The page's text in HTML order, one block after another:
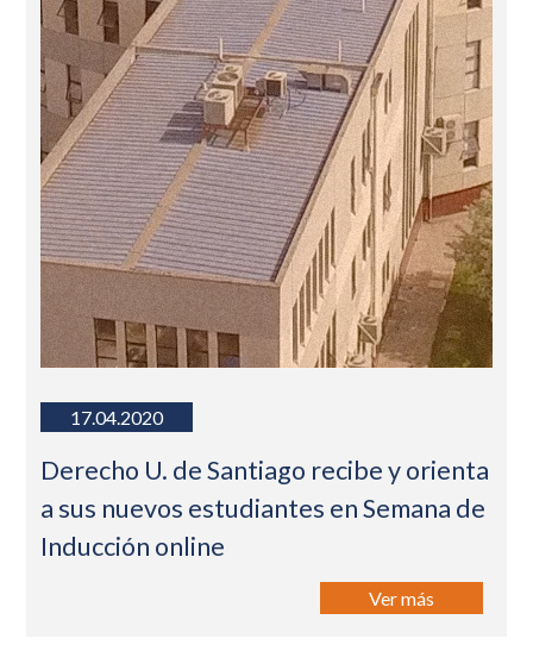
17.04.2020
Derecho U. de Santiago recibe y orienta
a sus nuevos estudiantes en Semana de
Inducción online
Ver más